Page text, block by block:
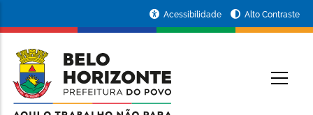
conteúdo
principal
da
Prefeitura
de
Acessibilidade Alto Contraste